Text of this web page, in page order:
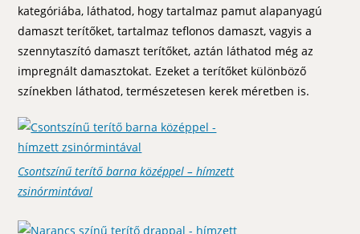
kategóriába, láthatod, hogy tartalmaz pamut alapanyagú
damaszt terítőket, tartalmaz teflonos damaszt, vagyis a
szennytaszító damaszt terítőket, aztán láthatod még az
impregnált damasztokat. Ezeket a terítőket különböző
színekben láthatod, természetesen kerek méretben is.
Csontszínű terítő barna középpel – hímzett
zsinórmintával